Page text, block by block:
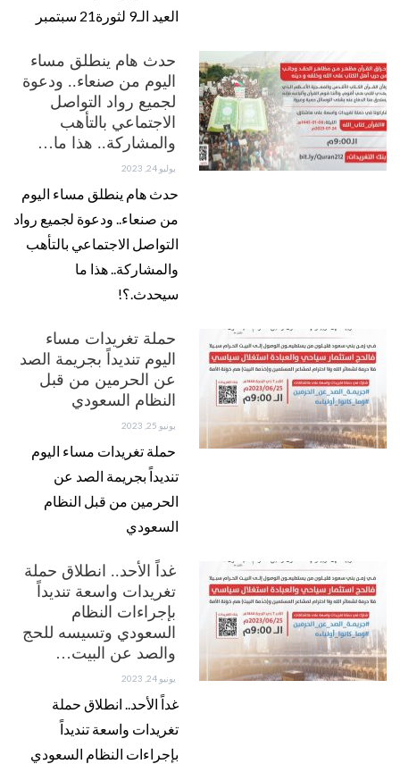
العيد الـ9 لثورة21 سبتمبر
حدث هام ينطلق مساء
اليوم من صنعاء.. ودعوة
لجميع رواد التواصل
الاجتماعي بالتأهب
والمشاركة.. هذا ما…
يوليو 24, 2023
حدث هام ينطلق مساء اليوم
من صنعاء.. ودعوة لجميع رواد
التواصل الاجتماعي بالتأهب
والمشاركة.. هذا ما
سيحدث.؟!
حملة تغريدات مساء
اليوم تنديداً بجريمة الصد
عن الحرمين من قبل
النظام السعودي
يونيو 25, 2023
حملة تغريدات مساء اليوم
تنديداً بجريمة الصد عن
الحرمين من قبل النظام
السعودي
غداً الأحد.. انطلاق حملة
تغريدات واسعة تنديداً
بإجراءات النظام
السعودي وتسيسه للحج
والصد عن البيت…
يونيو 24, 2023
غداً الأحد.. انطلاق حملة
تغريدات واسعة تنديداً
بإجراءات النظام السعودي